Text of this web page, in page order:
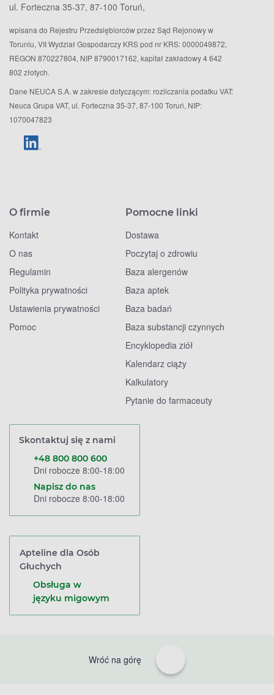
ul. Forteczna 35-37, 87-100 Toruń,
wpisana do Rejestru Przedsiębiorców przez Sąd Rejonowy w
Toruniu, VII Wydział Gospodarczy KRS pod nr KRS: 0000049872,
REGON 870227804, NIP 8790017162, kapitał zakładowy 4 642
802 złotych.
Dane NEUCA S.A. w zakresie dotyczącym: rozliczania podatku VAT:
Neuca Grupa VAT, ul. Forteczna 35-37, 87-100 Toruń, NIP:
1070047823
O firmie
Kontakt
O nas
Regulamin
Polityka prywatności
Ustawienia prywatności
Pomoc
Pomocne linki
Dostawa
Poczytaj o zdrowiu
Baza alergenów
Baza aptek
Baza badań
Baza substancji czynnych
Encyklopedia ziół
Kalendarz ciąży
Kalkulatory
Pytanie do farmaceuty
Skontaktuj się z nami
+48 800 800 600
Dni robocze 8:00-18:00
Napisz do nas
Dni robocze 8:00-18:00
Apteline dla Osób
Głuchych
Obsługa w
języku migowym
Wróć na górę